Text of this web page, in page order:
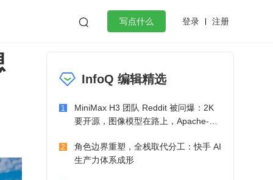
 写点什么 登录 注册
作
微服务架构 flutter
InfoQ 编辑精选
1
MiniMax H3 团队 Reddit 被问爆：2K
要开源，图像模型在路上，Apache-2.0
2
角色边界重塑，全栈取代分工：快手 AI
生产力体系成形